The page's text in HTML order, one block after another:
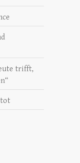
trifft,
tot